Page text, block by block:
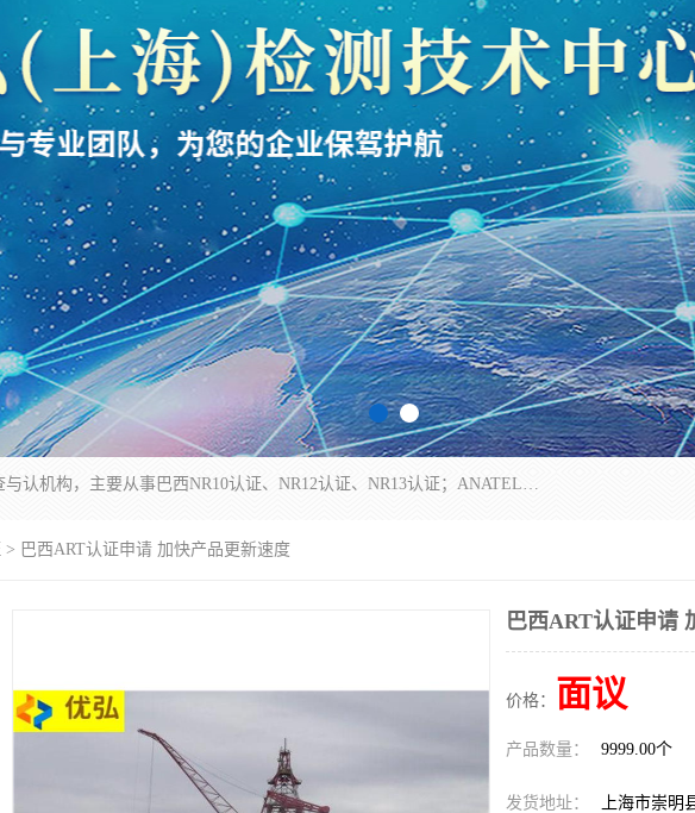
*是一家的测试、评估、检查与认机构，主要从事巴西NR10认证、NR12认证、NR13认证；ANATEL认证、INMTRO认证，欧盟CE认证：MD认证，PED认证，MID认证，ATEX认证，德国蓝色天使认证。
> 巴西ART认证申请 加快产品更新速度
巴西ART认证申请
价格： 面议
产品数量： 9999.00个
发货地址： 上海市崇明